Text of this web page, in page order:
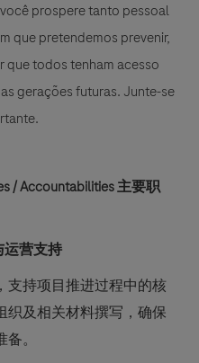
prospere tanto pessoal
que pretendemos prevenir,
que todos tenham acesso
gerações futuras. Junte-se
/ Accountabilities 主要职
运营支持
支持项目推进过程中的核
织及相关材料撰写，确保
。